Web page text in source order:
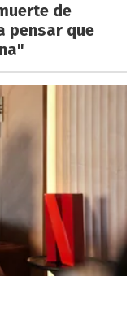
de
pensar que